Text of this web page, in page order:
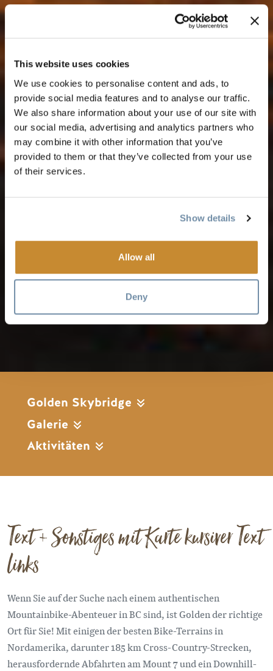
This website uses cookies
We use cookies to personalise content and ads, to
provide social media features and to analyse our traffic.
We also share information about your use of our site with
our social media, advertising and analytics partners who
may combine it with other information that you’ve
provided to them or that they’ve collected from your use
of their services.
Show details
Allow all
Deny
Golden Skybridge
Galerie
Aktivitäten
Text + Sonstiges mit Karte kursiver Text
links
Wenn Sie auf der Suche nach einem authentischen
Mountainbike-Abenteuer in BC sind, ist Golden der richtige
Ort für Sie! Mit einigen der besten Bike-Terrains in
Nordamerika, darunter 185 km Cross-Country-Strecken,
herausfordernde Abfahrten am Mount 7 und ein Downhill-